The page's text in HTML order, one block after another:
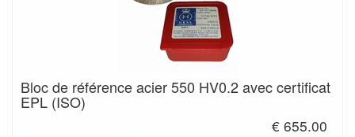
Bloc de référence acier 550 HV0.2 avec certificat
EPL (ISO)
€ 655.00